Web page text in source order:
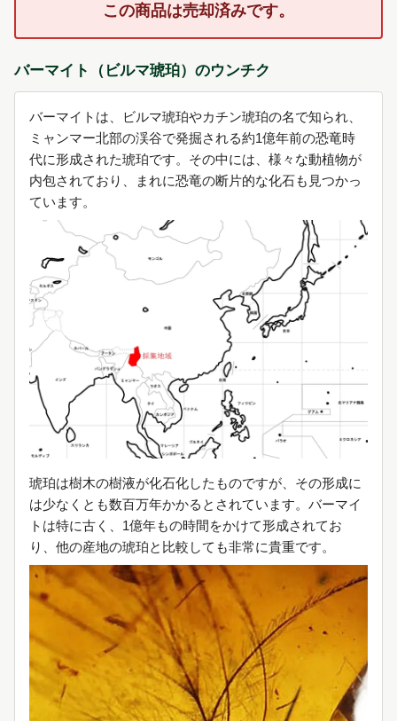
この商品は売却済みです。
バーマイト（ビルマ琥珀）のウンチク
バーマイトは、ビルマ琥珀やカチン琥珀の名で知られ、
ミャンマー北部の渓谷で発掘される約1億年前の恐竜時
代に形成された琥珀です。その中には、様々な動植物が
内包されており、まれに恐竜の断片的な化石も見つかっ
ています。
琥珀は樹木の樹液が化石化したものですが、その形成に
は少なくとも数百万年かかるとされています。バーマイ
トは特に古く、1億年もの時間をかけて形成されてお
り、他の産地の琥珀と比較しても非常に貴重です。